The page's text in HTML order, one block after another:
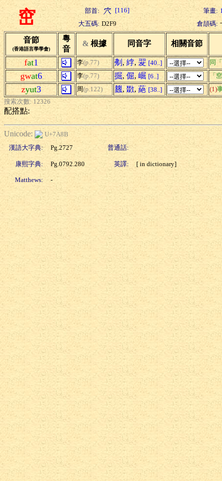
窋 部首: [116] 筆畫:
大五碼: D2F9 倉頡碼:
音節
(香港語言學學會)
粵
音
& 根據 同音字 相關音節
fat1 李(p.77) 刜 , 綍, 翇 [40..] 同
gwat6 李(p.77) 掘, 倔, 崛 [6..] 「
zyut3 周(p.122) 蠿, 敪, 蕝 [38..] (1)
搜索次數: 12326
配搭點:
Unicode:
U+7A8B
漢語大字典:
Pg.2727 普通話:
康熙字典: Pg.0792.280 英譯: [ in dictionary]
Matthews: -